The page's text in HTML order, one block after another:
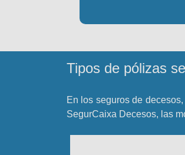
Tipos de pólizas
En los seguros de
SegurCaixa Decesos, las